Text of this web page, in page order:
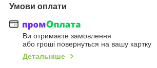
Умови оплати
Ви отримаєте замовлення
або гроші повернуться на вашу картку
Детальніше